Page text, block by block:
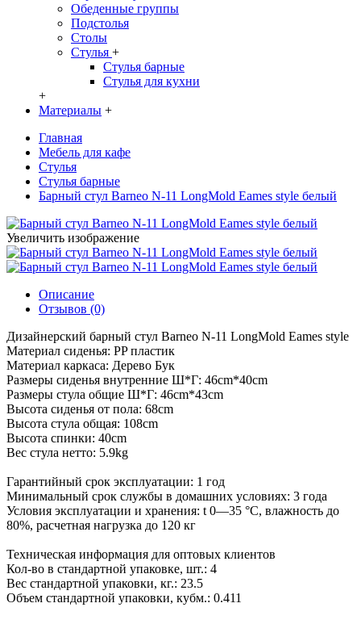
Обеденные группы
Подстолья
Столы
Стулья +
Стулья барные
Стулья для кухни
+
Материалы +
Главная
Мебель для кафе
Стулья
Стулья барные
Барный стул Barneo N-11 LongMold Eames style белый
Увеличить изображение
Описание
Отзывов (0)
Дизайнерский барный стул Barneo N-11 LongMold Eames style
Материал сиденья: PP пластик
Материал каркаса: Дерево Бук
Размеры сиденья внутренние Ш*Г: 46cm*40cm
Размеры стула общие Ш*Г: 46cm*43cm
Высота сиденья от пола: 68cm
Высота стула общая: 108cm
Высота спинки: 40cm
Вес стула нетто: 5.9kg
Гарантийный срок эксплуатации: 1 год
Минимальный срок службы в домашних условиях: 3 года
Условия эксплуатации и хранения: t 0—35 °С, влажность до
80%, расчетная нагрузка до 120 кг
Техническая информация для оптовых клиентов
Кол-во в стандартной упаковке, шт.: 4
Вес стандартной упаковки, кг.: 23.5
Объем стандартной упаковки, кубм.: 0.411